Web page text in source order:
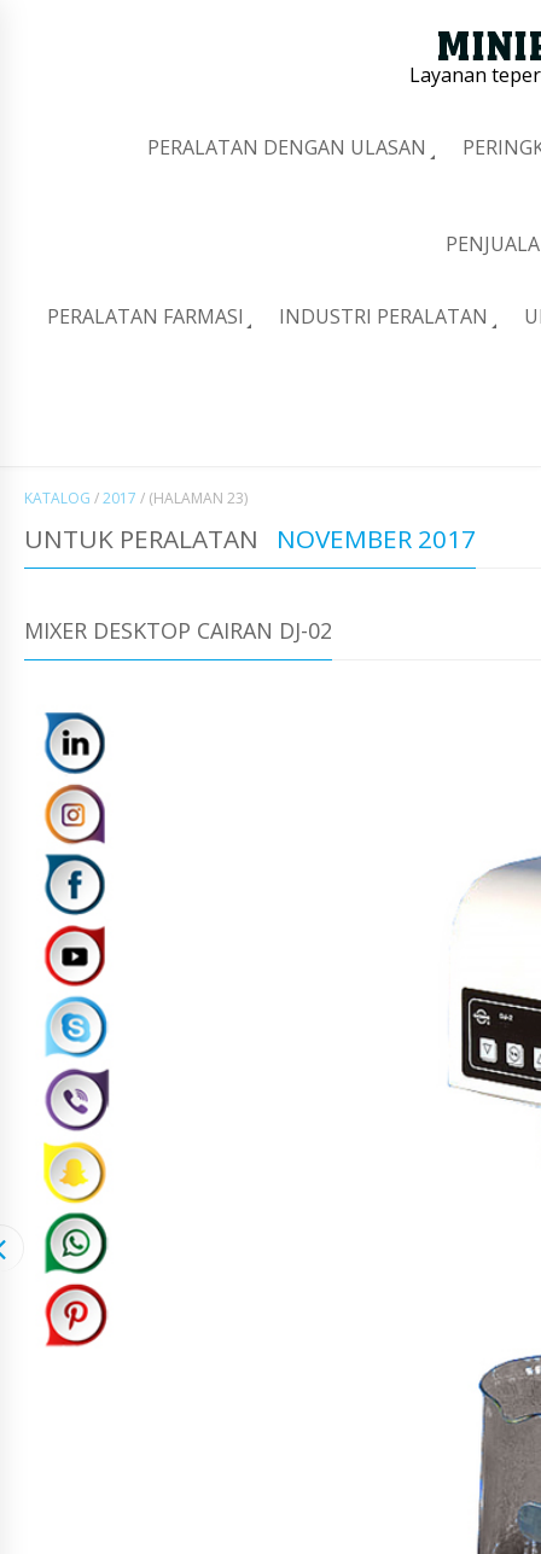
Layanan
PERALATAN DENGAN ULASAN
PERALATAN FARMASI INDUSTRI PERALATAN
KATALOG /2017 / (HALAMAN 23)
UNTUK PERALATAN NOVEMBER 2017
MIXER DESKTOP CAIRAN DJ-02